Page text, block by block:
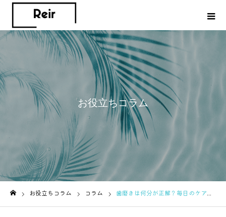
お役立ちコラム
お役立ちコラム コラム 歯磨きは何分が正解？毎日のケアで差がつく磨き方